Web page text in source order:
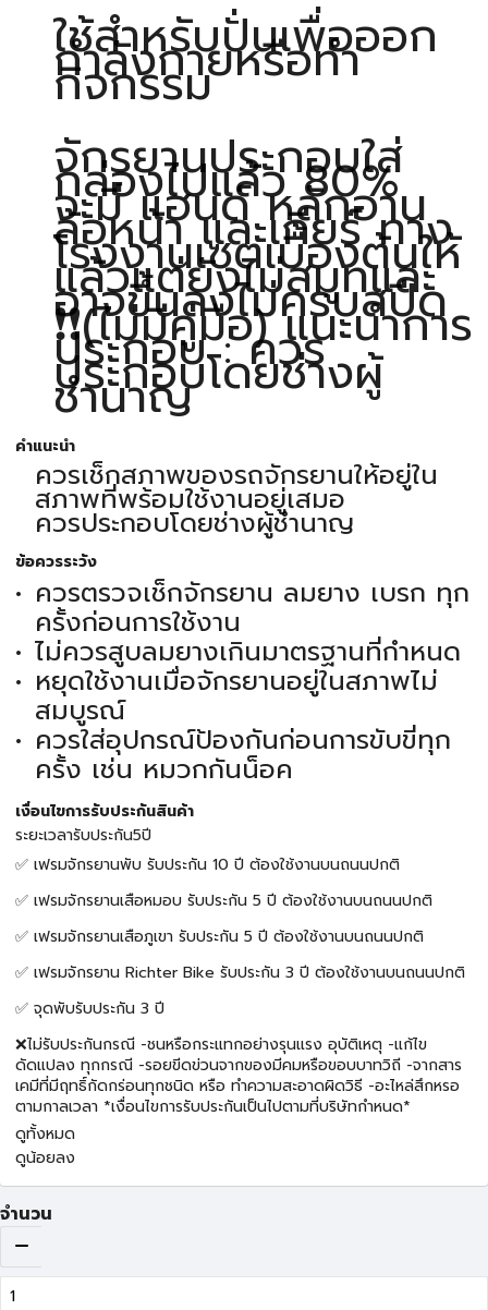
ใช้สำหรับปั่นเพื่อออก
กำลังกายหรือทำ
กิจกรรม
จักรยานประกอบใส่
กล่องไปแล้ว 80%
จะมี แฮนด์ หลักอาน
ล้อหน้า และเกียร์ ทาง
โรงงานเซตเบื้องต้นให้
แล้วแต่ยังไม่สมูทและ
อาจขึ้นลงไม่ครบสปีด
❗❗(ไม่มีคู่มือ) แนะนำการ
ประกอบ : ควร
ประกอบโดยช่างผู้
ชำนาญ
คำแนะนำ
ควรเช็กสภาพของรถจักรยานให้อยู่ใน
สภาพที่พร้อมใช้งานอยู่เสมอ
ควรประกอบโดยช่างผู้ชำนาญ
ข้อควรระวัง
ควรตรวจเช็กจักรยาน ลมยาง เบรก ทุก
ครั้งก่อนการใช้งาน
ไม่ควรสูบลมยางเกินมาตรฐานที่กำหนด
หยุดใช้งานเมื่อจักรยานอยู่ในสภาพไม่
สมบูรณ์
ควรใส่อุปกรณ์ป้องกันก่อนการขับขี่ทุก
ครั้ง เช่น หมวกกันน็อค
เงื่อนไขการรับประกันสินค้า
ระยะเวลารับประกัน5ปี
✅ เฟรมจักรยานพับ รับประกัน 10 ปี ต้องใช้งานบนถนนปกติ
✅ เฟรมจักรยานเสือหมอบ รับประกัน 5 ปี ต้องใช้งานบนถนนปกติ
✅ เฟรมจักรยานเสือภูเขา รับประกัน 5 ปี ต้องใช้งานบนถนนปกติ
✅ เฟรมจักรยาน Richter Bike รับประกัน 3 ปี ต้องใช้งานบนถนนปกติ
✅ จุดพับรับประกัน 3 ปี
❌ไม่รับประกันกรณี -ชนหรือกระแทกอย่างรุนแรง อุบัติเหตุ -แก้ไข
ดัดแปลง ทุกกรณี -รอยขีดข่วนจากของมีคมหรือขอบบาทวิถี -จากสาร
เคมีที่มีฤทธิ์กัดกร่อนทุกชนิด หรือ ทำความสะอาดผิดวิธี -อะไหล่สึกหรอ
ตามกาลเวลา *เงื่อนไขการรับประกันเป็นไปตามที่บริษัทกำหนด*
ดูทั้งหมด
ดูน้อยลง
จำนวน